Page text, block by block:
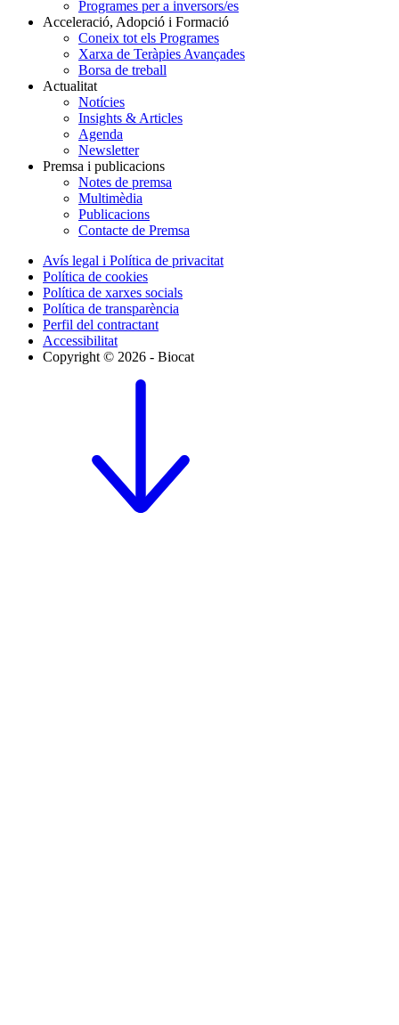
Programes per a inversors/es
Acceleració, Adopció i Formació
Coneix tot els Programes
Xarxa de Teràpies Avançades
Borsa de treball
Actualitat
Notícies
Insights & Articles
Agenda
Newsletter
Premsa i publicacions
Notes de premsa
Multimèdia
Publicacions
Contacte de Premsa
Avís legal i Política de privacitat
Política de cookies
Política de xarxes socials
Política de transparència
Perfil del contractant
Accessibilitat
Copyright © 2026 - Biocat